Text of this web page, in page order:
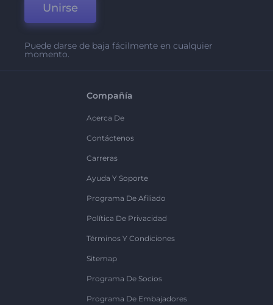
Unirse
Puede darse de baja fácilmente en cualquier
momento.
Compañía
Acerca De
Contáctenos
Carreras
Ayuda Y Soporte
Programa De Afiliado
Política De Privacidad
Términos Y Condiciones
Sitemap
Programa De Socios
Programa De Embajadores